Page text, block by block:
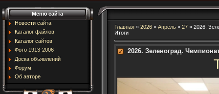
Меню сайта
Новости сайта
Каталог файлов
Каталог сайтов
Фото 1913-2006
Доска объявлений
Форум
Об авторе
Главная » 2026 » Апрель » 27 » 2026.
Итоги
2026. Зеленоград.